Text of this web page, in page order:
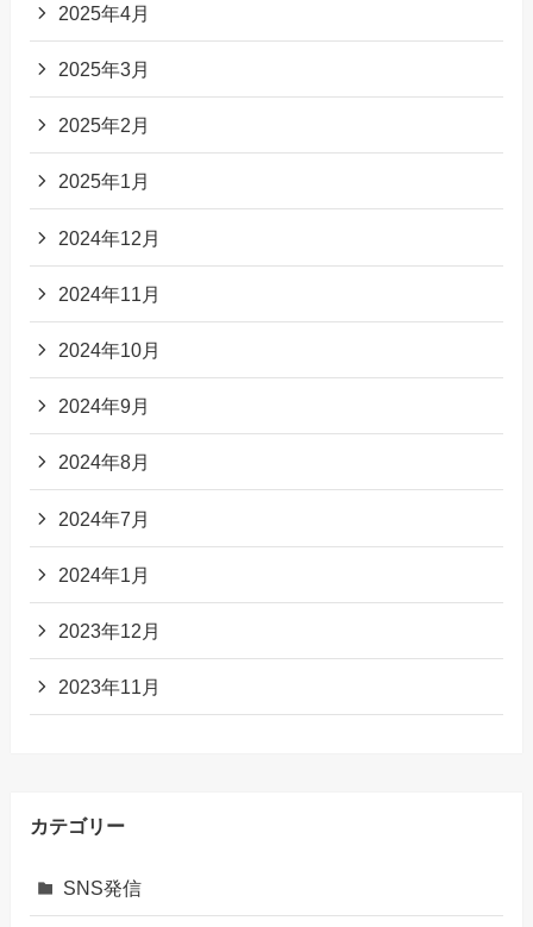
2025年4月
2025年3月
2025年2月
2025年1月
2024年12月
2024年11月
2024年10月
2024年9月
2024年8月
2024年7月
2024年1月
2023年12月
2023年11月
カテゴリー
SNS発信